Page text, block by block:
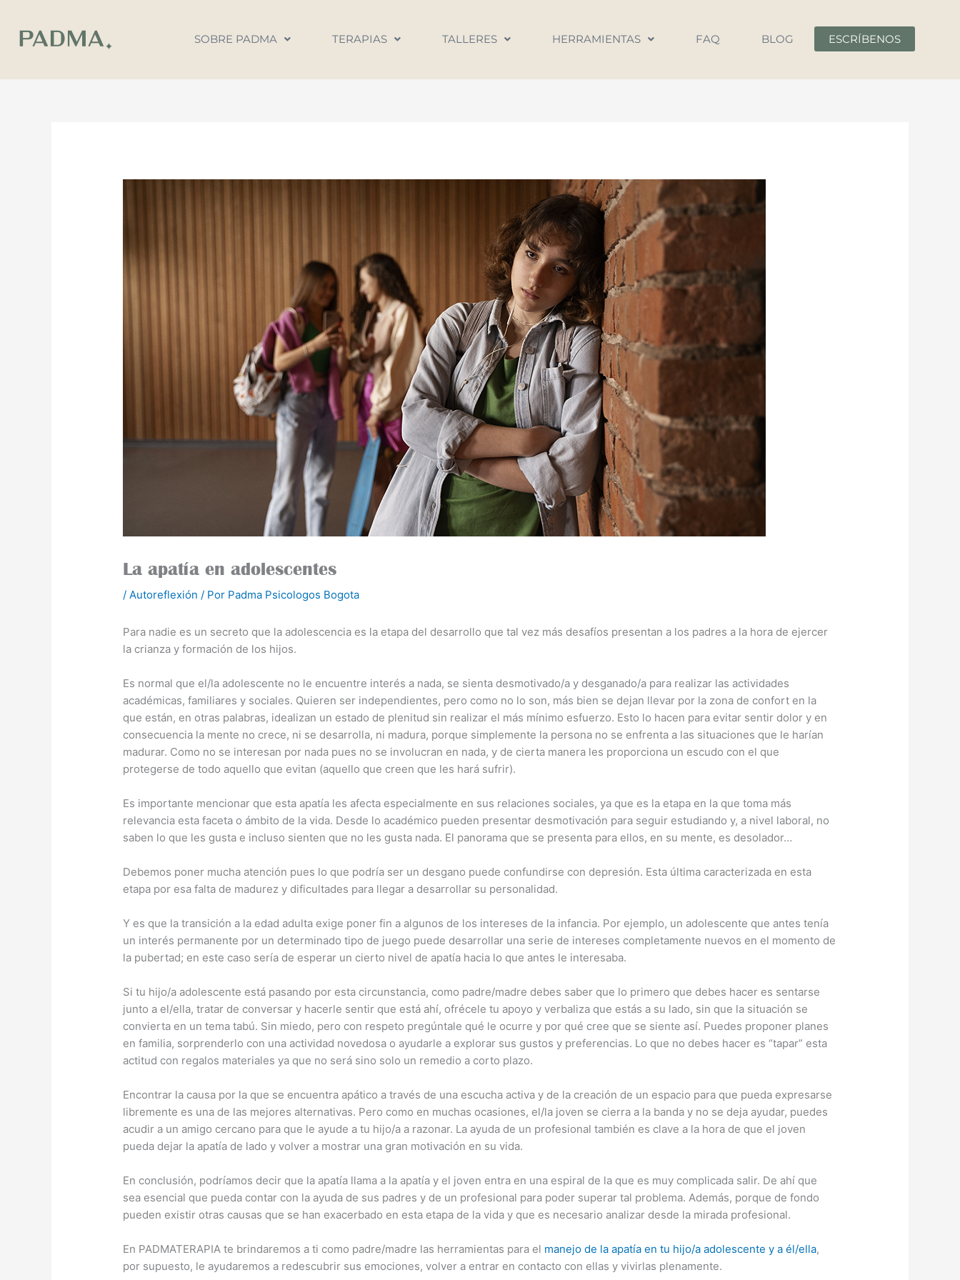
contenido
SOBRE PADMA TERAPIAS TALLERES HERRAMIENTAS FAQ BLOG ESCRÍBENOS
La apatía en adolescentes
/Autoreflexión / Por Padma Psicologos Bogota
Para nadie es un secreto que la adolescencia es la etapa del desarrollo que tal vez más desafíos presentan a los padres a la hora de ejercer
la crianza y formación de los hijos.
Es normal que el/la adolescente no le encuentre interés a nada, se sienta desmotivado/a y desganado/a para realizar las actividades
académicas, familiares y sociales. Quieren ser independientes, pero como no lo son, más bien se dejan llevar por la zona de confort en la
que están, en otras palabras, idealizan un estado de plenitud sin realizar el más mínimo esfuerzo. Esto lo hacen para evitar sentir dolor y en
consecuencia la mente no crece, ni se desarrolla, ni madura, porque simplemente la persona no se enfrenta a las situaciones que le harían
madurar. Como no se interesan por nada pues no se involucran en nada, y de cierta manera les proporciona un escudo con el que
protegerse de todo aquello que evitan (aquello que creen que les hará sufrir).
Es importante mencionar que esta apatía les afecta especialmente en sus relaciones sociales, ya que es la etapa en la que toma más
relevancia esta faceta o ámbito de la vida. Desde lo académico pueden presentar desmotivación para seguir estudiando y, a nivel laboral, no
saben lo que les gusta e incluso sienten que no les gusta nada. El panorama que se presenta para ellos, en su mente, es desolador…
Debemos poner mucha atención pues lo que podría ser un desgano puede confundirse con depresión. Esta última caracterizada en esta
etapa por esa falta de madurez y dificultades para llegar a desarrollar su personalidad.
Y es que la transición a la edad adulta exige poner fin a algunos de los intereses de la infancia. Por ejemplo, un adolescente que antes tenía
un interés permanente por un determinado tipo de juego puede desarrollar una serie de intereses completamente nuevos en el momento de
la pubertad; en este caso sería de esperar un cierto nivel de apatía hacia lo que antes le interesaba.
Si tu hijo/a adolescente está pasando por esta circunstancia, como padre/madre debes saber que lo primero que debes hacer es sentarse
junto a el/ella, tratar de conversar y hacerle sentir que está ahí, ofrécele tu apoyo y verbaliza que estás a su lado, sin que la situación se
convierta en un tema tabú. Sin miedo, pero con respeto pregúntale qué le ocurre y por qué cree que se siente así. Puedes proponer planes
en familia, sorprenderlo con una actividad novedosa o ayudarle a explorar sus gustos y preferencias. Lo que no debes hacer es “tapar” esta
actitud con regalos materiales ya que no será sino solo un remedio a corto plazo.
Encontrar la causa por la que se encuentra apático a través de una escucha activa y de la creación de un espacio para que pueda expresarse
libremente es una de las mejores alternativas. Pero como en muchas ocasiones, el/la joven se cierra a la banda y no se deja ayudar, puedes
acudir a un amigo cercano para que le ayude a tu hijo/a a razonar. La ayuda de un profesional también es clave a la hora de que el joven
pueda dejar la apatía de lado y volver a mostrar una gran motivación en su vida.
En conclusión, podríamos decir que la apatía llama a la apatía y el joven entra en una espiral de la que es muy complicada salir. De ahí que
sea esencial que pueda contar con la ayuda de sus padres y de un profesional para poder superar tal problema. Además, porque de fondo
pueden existir otras causas que se han exacerbado en esta etapa de la vida y que es necesario analizar desde la mirada profesional.
En PADMATERAPIA te brindaremos a ti como padre/madre las herramientas para el manejo de la apatía en tu hijo/a adolescente y a él/ella,
por supuesto, le ayudaremos a redescubrir sus emociones, volver a entrar en contacto con ellas y vivirlas plenamente.